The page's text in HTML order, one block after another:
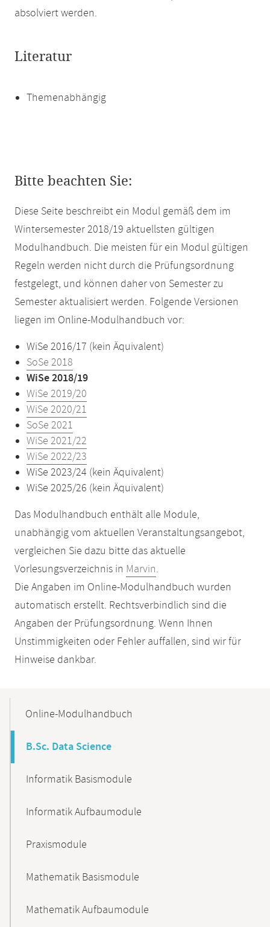
absolviert werden.
Literatur
Themenabhängig
Bitte beachten Sie:
Diese Seite beschreibt ein Modul gemäß dem im
Wintersemester 2018/19 aktuellsten gültigen
Modulhandbuch. Die meisten für ein Modul gültigen
Regeln werden nicht durch die Prüfungsordnung
festgelegt, und können daher von Semester zu
Semester aktualisiert werden. Folgende Versionen
liegen im Online-Modulhandbuch vor:
WiSe 2016/17 (kein Äquivalent)
SoSe 2018
WiSe 2018/19
WiSe 2019/20
WiSe 2020/21
SoSe 2021
WiSe 2021/22
WiSe 2022/23
WiSe 2023/24 (kein Äquivalent)
WiSe 2025/26 (kein Äquivalent)
Das Modulhandbuch enthält alle Module,
unabhängig vom aktuellen Veranstaltungsangebot,
vergleichen Sie dazu bitte das aktuelle
Vorlesungsverzeichnis in Marvin.
Die Angaben im Online-Modulhandbuch wurden
automatisch erstellt. Rechtsverbindlich sind die
Angaben der Prüfungsordnung. Wenn Ihnen
Unstimmigkeiten oder Fehler auffallen, sind wir für
Hinweise dankbar.
NavigationOnline-Modulhandbuch
B.Sc. Data Science
Informatik Basismodule
Informatik Aufbaumodule
Praxismodule
Mathematik Basismodule
Mathematik Aufbaumodule